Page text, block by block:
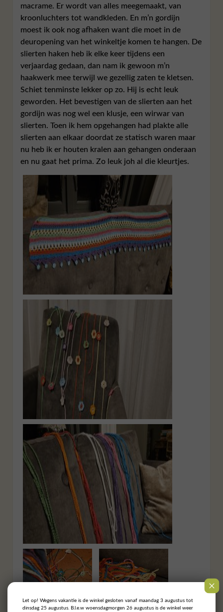
macrame. Er wordt van alles meegemaakt, van
kroonluchters tot wandkleden. En m’n gordijn
moest ik ook nog afhaken want die moet in de
deuropening van het winkeltje komen te hangen. De
slierten haken heb ik elke keer tijdens een
verjaardag gedaan, dan nam ik gewoon m’n
haakwerk mee terwijl we gezellig zaten te kletsen.
Schiet tenminste lekker op zo. Hij is echt leuk
geworden. Het bevestigen van de slierten aan het
gordijn was nog wel een klusje, een wirwar van
slierten. Toen ik hem opgehangen had plakte alle
slierten aan elkaar doordat ze statisch waren maar
nu heb ik er houten kralen aan gehangen onderaan
en nu gaat het prima. Zo leuk joh al die kleurtjes.
Let op! Wegens vakantie is de winkel gesloten vanaf maandag 3 augustus tot
dinsdag 25 augustus. B.l.e.w woensdagmorgen 26 augustus is de winkel weer